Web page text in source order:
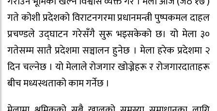
गते कोशी प्रदेशको विराटनगरमा प्रधानमन्त्री पुष्पकमल दाहल
प्रचण्डले उद्घाटन गरेसँगै सुरू भइसकेको छ। यो मेला ३०
गतेसम्म सातै प्रदेशमा सञ्चालन हुनेछ । मेला हरेक प्रदेशमा २
दिन चल्नेछ । यो मेलाले रोजगार खोज्नेहरू र रोजगारदाताहरू
बीच मध्यस्थताको काम गर्नेछ ।